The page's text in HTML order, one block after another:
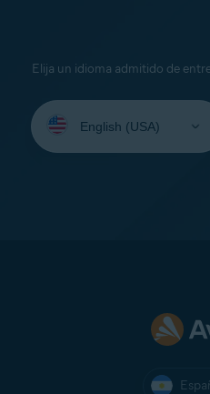
Elija un idioma admitido de
su